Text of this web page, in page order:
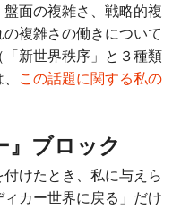
面の複雑さ、戦略的複
複雑さの働きについて
新世界秩序」と３種類
この話題に関する私の
』ブロック
けたとき、私に与えら
カー世界に戻る」だけ